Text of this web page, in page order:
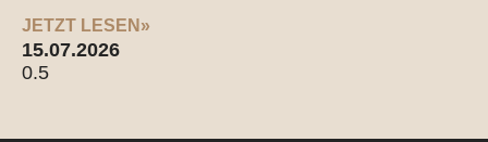
JETZT LESEN»
15.07.2026